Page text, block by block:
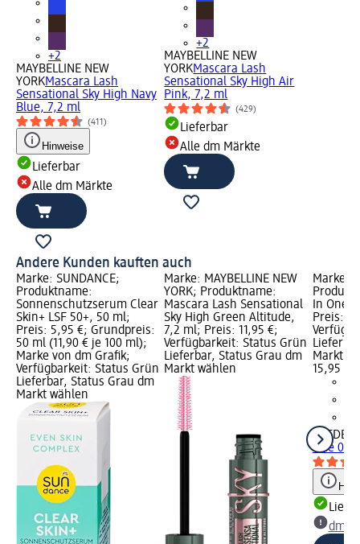
+2
MAYBELLINE NEW
YORKMascara Lash
Sensational Sky High Navy
Blue, 7,2 ml
(411)
Hinweise
Lieferbar
Alle dm Märkte
+2
MAYBELLINE NEW
YORKMascara Lash
Sensational Sky High Air
Pink, 7,2 ml
(429)
Lieferbar
Alle dm Märkte
Andere Kunden kauften auch
Marke: SUNDANCE;
Produktname:
Sonnenschutzserum Clear
Skin+ LSF 50+, 50 ml;
Preis: 5,95 €; Grundpreis:
50 ml (11,90 € je 100 ml);
Marke von dm Grafik;
Verfügbarkeit: Status Grün
Lieferbar, Status Grau dm
Markt wählen
Marke: MAYBELLINE NEW
YORK; Produktname:
Mascara Lash Sensational
Sky High Green Altitude,
7,2 ml; Preis: 11,95 €;
Verfügbarkeit: Status Grün
Lieferbar, Status Grau dm
Markt wählen
Marke:
In One
Preis:
Markt
15,95 €
One 05
dm